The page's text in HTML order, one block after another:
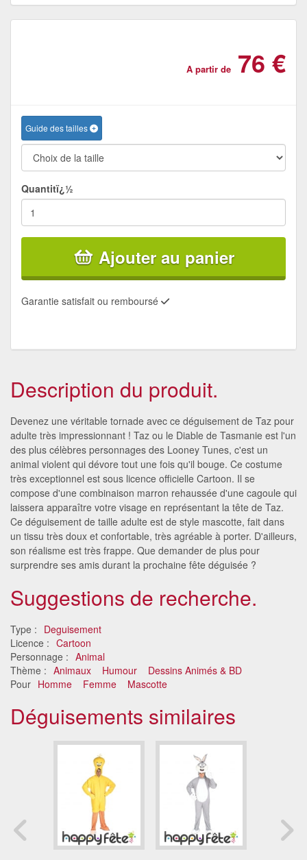
A partir de 76 €
Guide des tailles
Quantitï¿½
Ajouter au panier
Garantie satisfait ou remboursé
Description du produit.
Devenez une véritable tornade avec ce déguisement de Taz pour
adulte très impressionnant ! Taz ou le Diable de Tasmanie est l'un
des plus célèbres personnages des Looney Tunes, c'est un
animal violent qui dévore tout une fois qu'il bouge. Ce costume
très exceptionnel est sous licence officielle Cartoon. Il se
compose d'une combinaison marron rehaussée d'une cagoule qui
laissera apparaître votre visage en représentant la tête de Taz.
Ce déguisement de taille adulte est de style mascotte, fait dans
un tissu très doux et confortable, très agréable à porter. D'ailleurs,
son réalisme est très frappe. Que demander de plus pour
surprendre ses amis durant la prochaine fête déguisée ?
Suggestions de recherche.
Type : Deguisement
Licence : Cartoon
Personnage : Animal
Thème : Animaux Humour
Dessins Animés & BD
Pour Homme Femme Mascotte
Déguisements similaires